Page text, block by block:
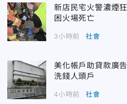
新店民宅火警濃煙
困火場死亡
3小時前 社會
美化帳戶助貸款廣
洗錢人頭戶
4小時前 社會